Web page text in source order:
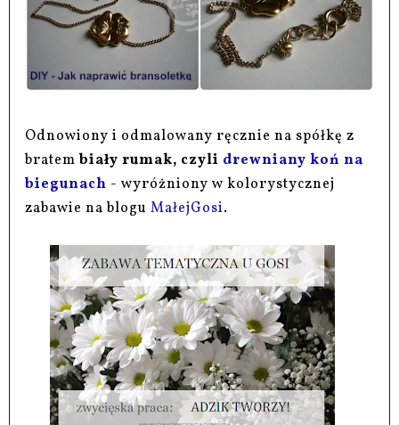
Odnowiony i odmalowany ręcznie na spółkę z
bratembiały rumak, czyli drewniany koń na
biegunach - wyróżniony w kolorystycznej
zabawie na blogu MałejGosi.